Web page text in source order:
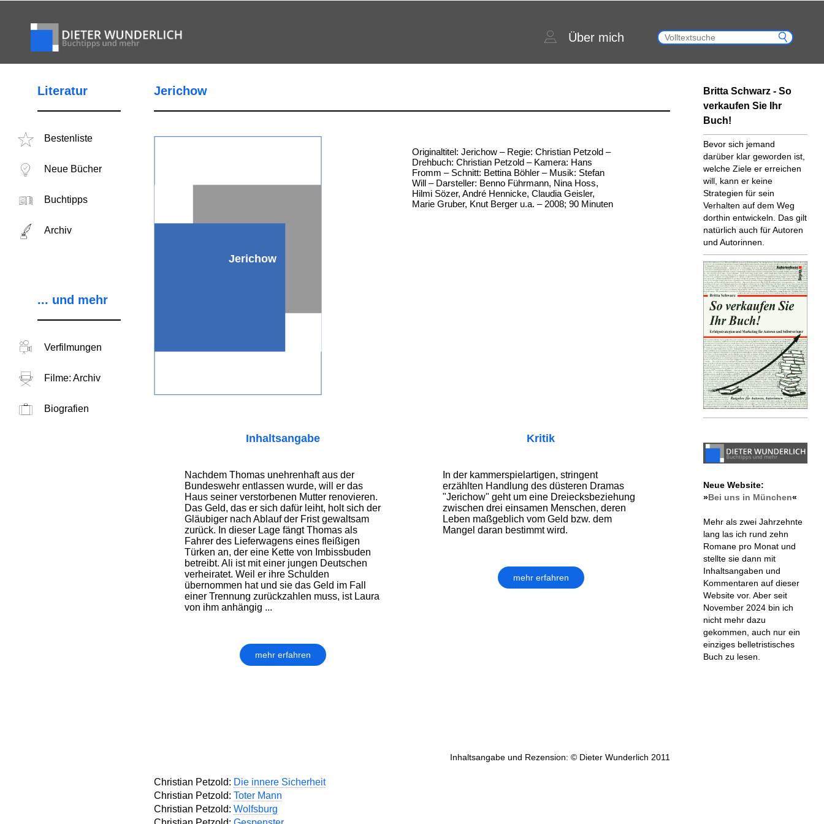
Über mich
Literatur
Bestenliste
Neue Bücher
Buchtipps
Archiv
... und mehr
Verfilmungen
Filme: Archiv
Biografien
Jerichow
Jerichow
Originaltitel: Jerichow – Regie: Christian Petzold –
Drehbuch: Christian Petzold – Kamera: Hans
Fromm – Schnitt: Bettina Böhler – Musik: Stefan
Will – Darsteller: Benno Führmann, Nina Hoss,
Hilmi Sözer, André Hennicke, Claudia Geisler,
Marie Gruber, Knut Berger u.a. – 2008; 90 Minuten
Inhaltsangabe
Nachdem Thomas unehrenhaft aus der
Bundeswehr entlassen wurde, will er das
Haus seiner verstorbenen Mutter renovieren.
Das Geld, das er sich dafür leiht, holt sich der
Gläubiger nach Ablauf der Frist gewaltsam
zurück. In dieser Lage fängt Thomas als
Fahrer des Lieferwagens eines fleißigen
Türken an, der eine Kette von Imbissbuden
betreibt. Ali ist mit einer jungen Deutschen
verheiratet. Weil er ihre Schulden
übernommen hat und sie das Geld im Fall
einer Trennung zurückzahlen muss, ist Laura
von ihm anhängig ...
mehr erfahren
Kritik
In der kammerspielartigen, stringent
erzählten Handlung des düsteren Dramas
"Jerichow" geht um eine Dreiecksbeziehung
zwischen drei einsamen Menschen, deren
Leben maßgeblich vom Geld bzw. dem
Mangel daran bestimmt wird.
mehr erfahren
Inhaltsangabe und Rezension: © Dieter Wunderlich 2011
Christian Petzold: Die innere Sicherheit
Christian Petzold: Toter Mann
Christian Petzold: Wolfsburg
Britta Schwarz - So
verkaufen Sie Ihr
Buch!
Bevor sich jemand
darüber klar geworden ist,
welche Ziele er erreichen
will, kann er keine
Strategien für sein
Verhalten auf dem Weg
dorthin entwickeln. Das gilt
natürlich auch für Autoren
und Autorinnen.
Neue Website:
»Bei uns in München«
Mehr als zwei Jahrzehnte
lang las ich rund zehn
Romane pro Monat und
stellte sie dann mit
Inhaltsangaben und
Kommentaren auf dieser
Website vor. Aber seit
November 2024 bin ich
nicht mehr dazu
gekommen, auch nur ein
einziges belletristisches
Buch zu lesen.